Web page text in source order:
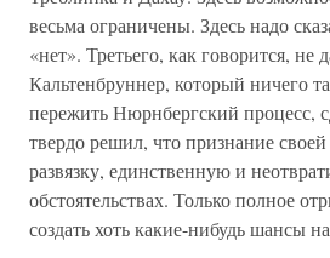
весьма ограничены. Здесь надо
«нет». Третьего, как говорится, не
Кальтенбруннер, который ничего
пережить Нюрнбергский процесс,
твердо решил, что признание
развязку, единственную и
обстоятельствах. Только полное
создать хоть какие-нибудь шансы